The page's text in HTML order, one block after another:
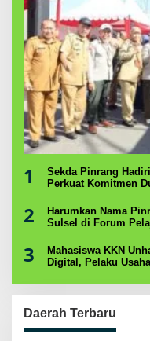
1
Sekda Pinrang
Perkuat Komitmen
2
Harumkan Nama
Sulsel di Forum
3
Mahasiswa KKN
Digital, Pelaku
Daerah Terbaru